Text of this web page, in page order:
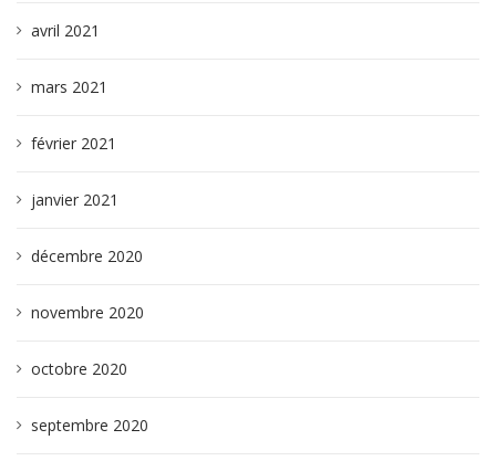
avril 2021
mars 2021
février 2021
janvier 2021
décembre 2020
novembre 2020
octobre 2020
septembre 2020